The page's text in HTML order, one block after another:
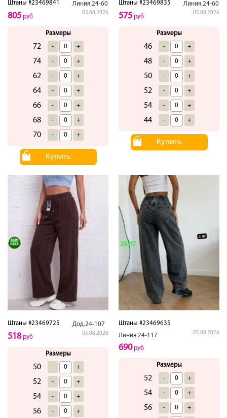
Штаны #23469841 Линия.24-60
05.08.2026
805 руб
Размеры
72 - +
74 - +
62 - +
64 - +
66 - +
68 - +
70 - +
Купить
Штаны #23469835 Линия.24-60
05.08.2026
575 руб
Размеры
46 - +
48 - +
50 - +
52 - +
54 - +
44 - +
Купить
Штаны #23469725 Дод.24-107
05.08.2026
518руб
Размеры
50 - +
52 - +
54 - +
56 - +
Штаны #23469635
Линия.24-117
05.08.2026
690руб
Размеры
52 - +
54 - +
56 - +